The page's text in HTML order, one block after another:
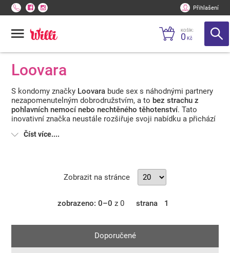
Přihlašení
KOŠÍK:
0 Kč
Loovara
S kondomy značky Loovara bude sex s náhodnými partnery
nezapomenutelným dobrodružstvím, a to bez strachu z
pohlavních nemocí nebo nechtěného těhotenství. Tato
inovativní značka neustále rozšiřuje svoji nabídku a přichází
pro ženy. V jejím sortimentu nechybí
praktiky. Jízda na sucho se tak stane minulostí. S
na tělo a intimní partie při předehře se
cestu plnou prožitků.
Číst více....
Zobrazit na stránce
zobrazeno: 0–0z 0 strana 1
Doporučené